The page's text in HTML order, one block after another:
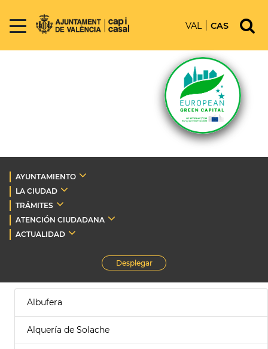
VAL CAS
AYUNTAMIENTO
LA CIUDAD
TRÁMITES
ATENCIÓN CIUDADANA
ACTUALIDAD
Desplegar
Albufera
Alquería de Solache